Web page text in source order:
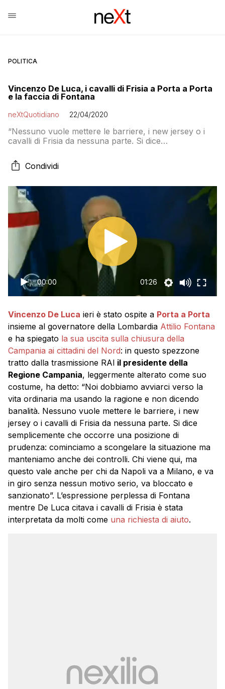
POLITICA
Vincenzo De Luca, i cavalli di Frisia a Porta a Porta
e la faccia di Fontana
neXtQuotidiano 22/04/2020
“Nessuno vuole mettere le barriere, i new jersey o i
cavalli di Frisia da nessuna parte. Si dice
prudenza”
Condividi
00:00 01:26
Vincenzo De Luca ieri è stato ospite a Porta a Porta
insieme al governatore della Lombardia Attilio Fontana
e ha spiegato la sua uscita sulla chiusura della
Campania ai cittadini del Nord: in questo spezzone
tratto dalla trasmissione RAI il presidente della
Regione Campania, leggermente alterato come suo
costume, ha detto: “Noi dobbiamo avviarci verso la
vita ordinaria ma usando la ragione e non dicendo
banalità. Nessuno vuole mettere le barriere, i new
jersey o i cavalli di Frisia da nessuna parte. Si dice
semplicemente che occorre una posizione di
prudenza: cominciamo a scongelare la situazione ma
manteniamo anche dei controlli. Chi viene qui, ma
questo vale anche per chi da Napoli va a Milano, e va
in giro senza nessun motivo serio, va bloccato e
sanzionato”. L’espressione perplessa di Fontana
mentre De Luca citava i cavalli di Frisia è stata
interpretata da molti come una richiesta di aiuto.